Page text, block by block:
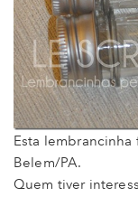
Esta
Belem/PA.
Quem tiver